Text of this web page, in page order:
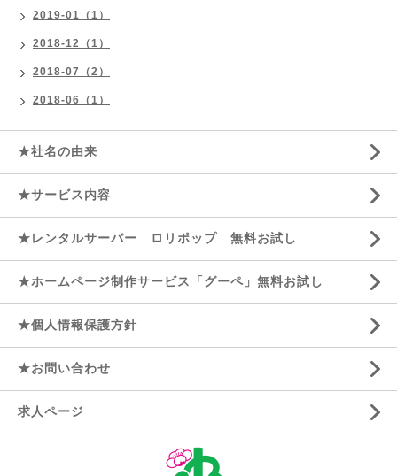
2019-01（1）
2018-12（1）
2018-07（2）
2018-06（1）
★社名の由来
★サービス内容
★レンタルサーバー ロリポップ 無料お試し
★ホームページ制作サービス「グーペ」無料お試し
★個人情報保護方針
★お問い合わせ
求人ページ